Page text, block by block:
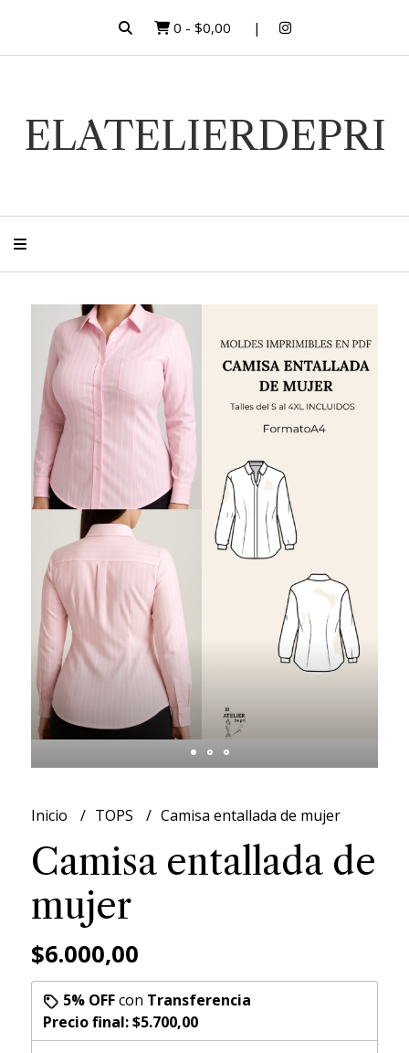
0 - $0,00
ELATELIERDEPRI
Inicio TOPS Camisa entallada de mujer
Camisa entallada de
mujer
$6.000,00
5% OFFcon Transferencia
Precio final:$5.700,00